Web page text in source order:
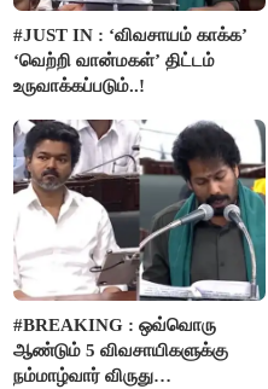
#JUST IN : ‘விவசாயம் காக்க’
‘வெற்றி வான்மகள்’ திட்டம்
உருவாக்கப்படும்..!
#BREAKING : ஒவ்வொரு
ஆண்டும் 5 விவசாயிகளுக்கு
நம்மாழ்வார் விருது